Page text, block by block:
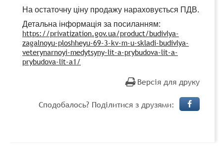
На остаточну ціну продажу нараховується ПДВ.
Детальна інформація за посиланням:
https://privatization.gov.ua/product/budivlya-
zagalnoyu-ploshheyu-69-3-kv-m-u-skladi-budivlya-
veterynarnoyi-medytsyny-lit-a-prybudova-lit-a-
prybudova-lit-a1/
Версія для друку
Сподобалось? Поділитися з друзями: